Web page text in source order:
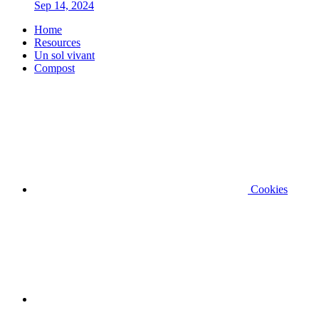
Sep 14, 2024
Home
Resources
Un sol vivant
Compost
Cookies